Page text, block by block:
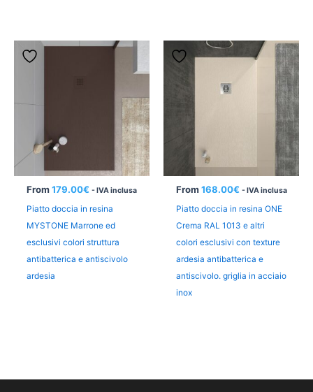
From 179.00€ - IVA inclusa
Piatto doccia in resina
MYSTONE Marrone ed
esclusivi colori struttura
antibatterica e antiscivolo
ardesia
From 168.00€ - IVA inclusa
Piatto doccia in resina ONE
Crema RAL 1013 e altri
colori esclusivi con texture
ardesia antibatterica e
antiscivolo. griglia in acciaio
inox